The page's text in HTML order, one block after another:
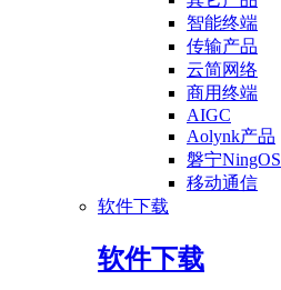
智能终端
传输产品
云简网络
商用终端
AIGC
Aolynk产品
磐宁NingOS
移动通信
软件下载
软件下载